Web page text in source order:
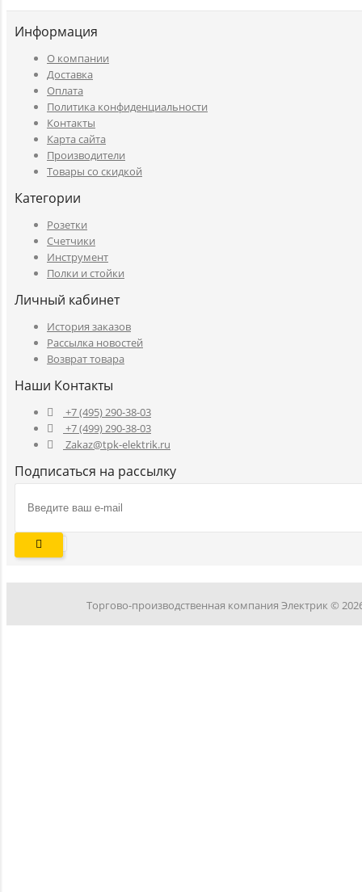
Информация
O компании
Доставка
Оплата
Политика конфиденциальности
Контакты
Карта сайта
Производители
Товары со скидкой
Категории
Розетки
Счетчики
Инструмент
Полки и стойки
Личный кабинет
История заказов
Рассылка новостей
Возврат товара
Наши Контакты
+7 (495) 290-38-03
+7 (499) 290-38-03
Zakaz@tpk-elektrik.ru
Подписаться на рассылку
Торгово-производственная компания Электрик ©